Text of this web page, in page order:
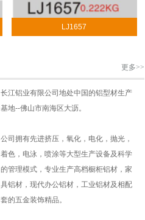
LJ1657
更多>>
长江铝业有限公司地处中国的铝型材生产
基地--佛山市南海区大沥。
公司拥有先进挤压，氧化，电化，抛光，
着色，电泳，喷涂等大型生产设备及科学
的管理模式，专业生产高档橱柜铝材，家
具铝材，现代办公铝材，工业铝材及相配
套的五金装饰精品。